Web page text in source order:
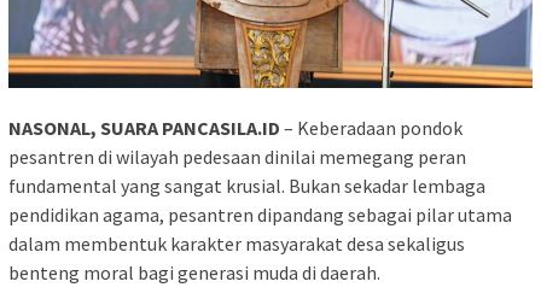
NASONAL, SUARA PANCASILA.ID – Keberadaan pondok
pesantren di wilayah pedesaan dinilai memegang peran
fundamental yang sangat krusial. Bukan sekadar lembaga
pendidikan agama, pesantren dipandang sebagai pilar utama
dalam membentuk karakter masyarakat desa sekaligus
benteng moral bagi generasi muda di daerah.